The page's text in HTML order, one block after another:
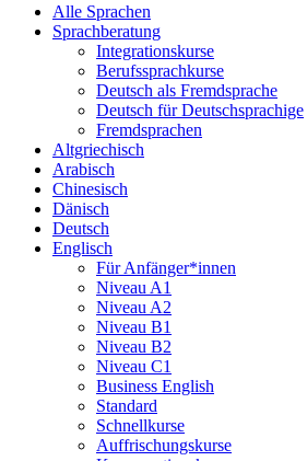
Alle Sprachen
Sprachberatung
Integrationskurse
Berufssprachkurse
Deutsch als Fremdsprache
Deutsch für Deutschsprachige
Fremdsprachen
Altgriechisch
Arabisch
Chinesisch
Dänisch
Deutsch
Englisch
Für Anfänger*innen
Niveau A1
Niveau A2
Niveau B1
Niveau B2
Niveau C1
Business English
Standard
Schnellkurse
Auffrischungskurse